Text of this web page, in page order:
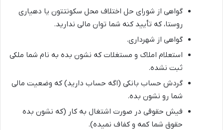
گواهی از شورای حل اختلاف محل سکونتتون یا دهیاری
روستا، که تأیید کنه شما توان مالی ندارید.
گواهی از شهرداری.
استعلام املاک و مستغلات که نشون بده به نام شما ملکی
ثبت نشده.
گردش حساب بانکی (اگه حساب دارید) که وضعیت مالی
شما رو نشون بده.
فیش حقوقی در صورت اشتغال به کار (که نشون بده
حقوق شما کمه و کفاف نمیده).